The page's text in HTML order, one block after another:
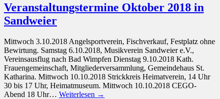
Veranstaltungstermine Oktober 2018 in
Sandweier
Mittwoch 3.10.2018 Angelsportverein, Fischverkauf, Festplatz ohne
Bewirtung. Samstag 6.10.2018, Musikverein Sandweier e.V.,
Vereinsausflug nach Bad Wimpfen Dienstag 9.10.2018 Kath.
Frauengemeinschaft, Mitgliederversammlung, Gemeindehaus St.
Katharina. Mittwoch 10.10.2018 Strickkreis Heimatverein, 14 Uhr
30 bis 17 Uhr, Heimatmuseum. Mittwoch 10.10.2018 CEGO-
Abend 18 Uhr… Weiterlesen →